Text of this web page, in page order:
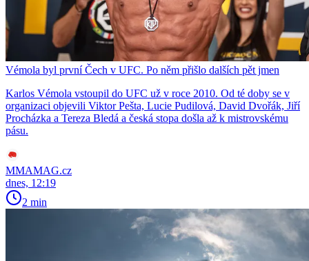
Vémola byl první Čech v UFC. Po něm přišlo dalších pět jmen
Karlos Vémola vstoupil do UFC už v roce 2010. Od té doby se v
organizaci objevili Viktor Pešta, Lucie Pudilová, David Dvořák, Jiří
Procházka a Tereza Bledá a česká stopa došla až k mistrovskému
pásu.
MMAMAG.cz
dnes, 12:19
2 min